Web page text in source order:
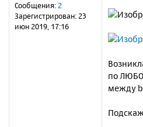
Сообщения: 2
Зарегистрирован: 23
июн 2019, 17:16
н
е
по
между